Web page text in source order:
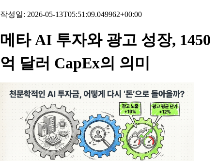
작성일: 2026-05-13T05:51:09.049962+00:00
메타 AI 투자와 광고 성장, 1450
억 달러 CapEx의 의미